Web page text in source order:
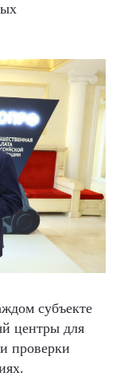
субъекте
центры для
проверки